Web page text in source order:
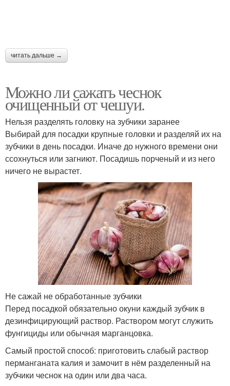
читать дальше →
Можно ли сажать чеснок
очищенный от чешуи.
Нельзя разделять головку на зубчики заранее
Выбирай для посадки крупные головки и разделяй их на
зубчики в день посадки. Иначе до нужного времени они
ссохнуться или загниют. Посадишь порченый и из него
ничего не вырастет.
Не сажай не обработанные зубчики
Перед посадкой обязательно окуни каждый зубчик в
дезинфицирующий раствор. Раствором могут служить
фунгициды или обычная марганцовка.
Самый простой способ: приготовить слабый раствор
перманганата калия и замочит в нём разделенный на
зубчики чеснок на один или два часа.